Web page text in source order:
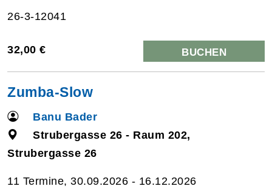
26-3-12041
32,00 € BUCHEN
Zumba-Slow
Banu Bader
Strubergasse 26 - Raum 202,
Strubergasse 26
11 Termine, 30.09.2026 - 16.12.2026